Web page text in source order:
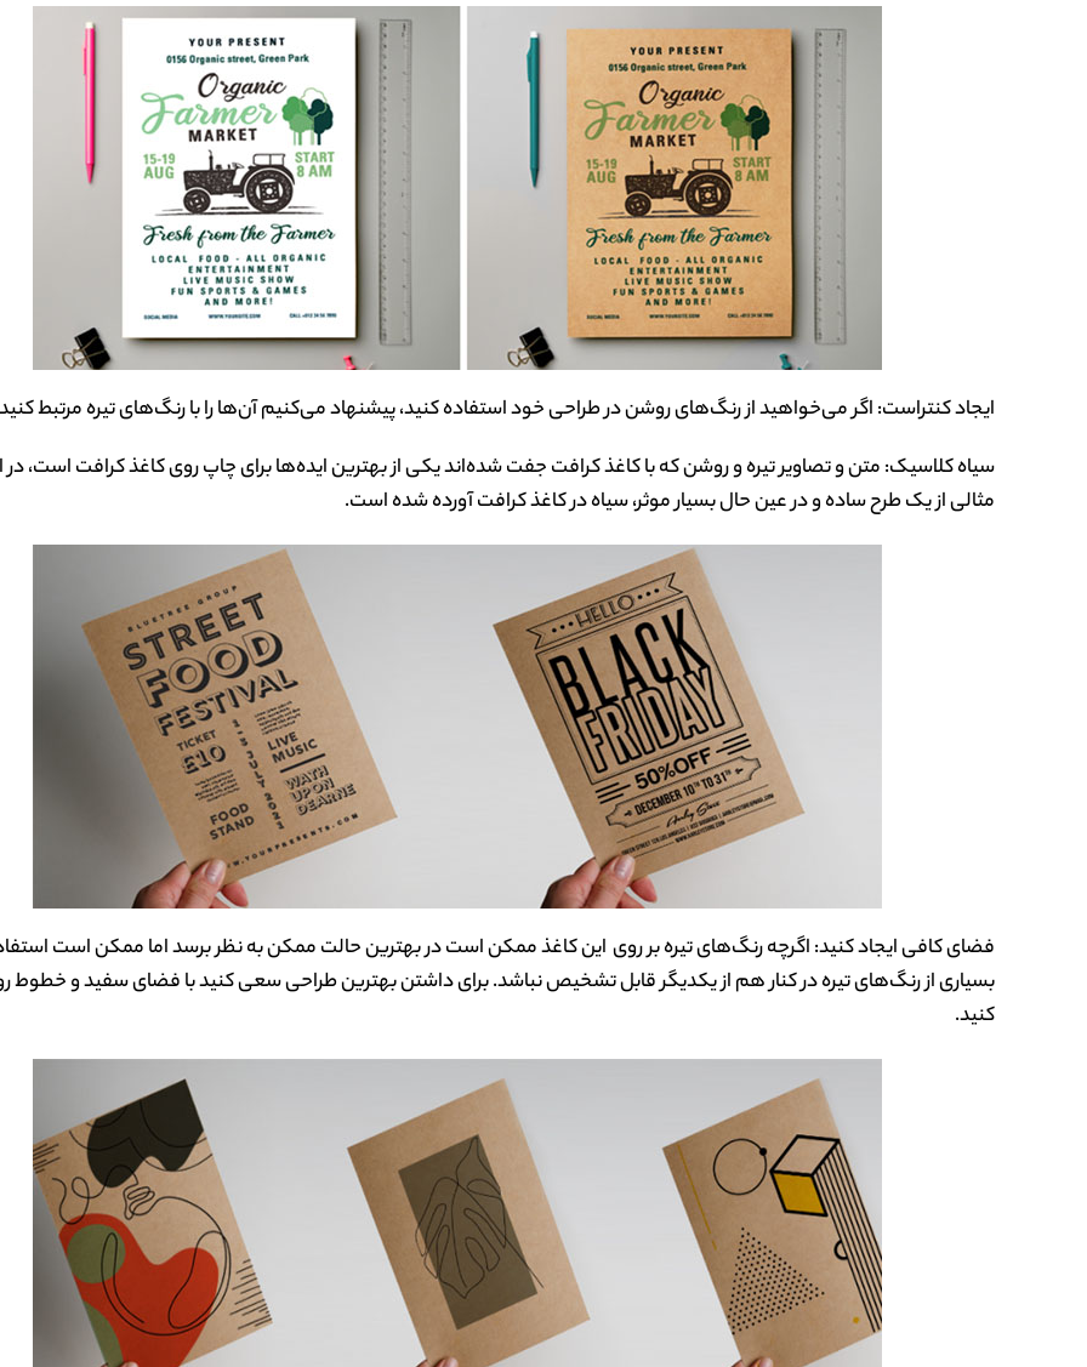
ایجاد کنتراست: اگر می‌خواهید از رنگ‌های روشن در طراحی خود استفاده کنید، پیشنهاد می‌کنیم آن‌ها را با رنگ‌های تیره مرتبط
سیاه کلاسیک: متن و تصاویر تیره و روشن که با کاغذ کرافت جفت شده‌اند یکی از بهترین اید‌ه‌ها برای چاپ روی کاغذ کرافت است، در
مثالی از یک طرح ساده و در عین حال بسیار موثر، سیاه در کاغذ کرافت آورده شده است.
فضای کافی ایجاد کنید: اگرچه رنگ‌های تیره بر روی این کاغذ ممکن است در بهترین حالت ممکن به نظر برسد اما ممکن است
بسیاری از رنگ‌های تیره در کنار هم از یکدیگر قابل تشخیص نباشد. برای داشتن بهترین طراحی سعی کنید با فضای سفید و خطوط
کنید.